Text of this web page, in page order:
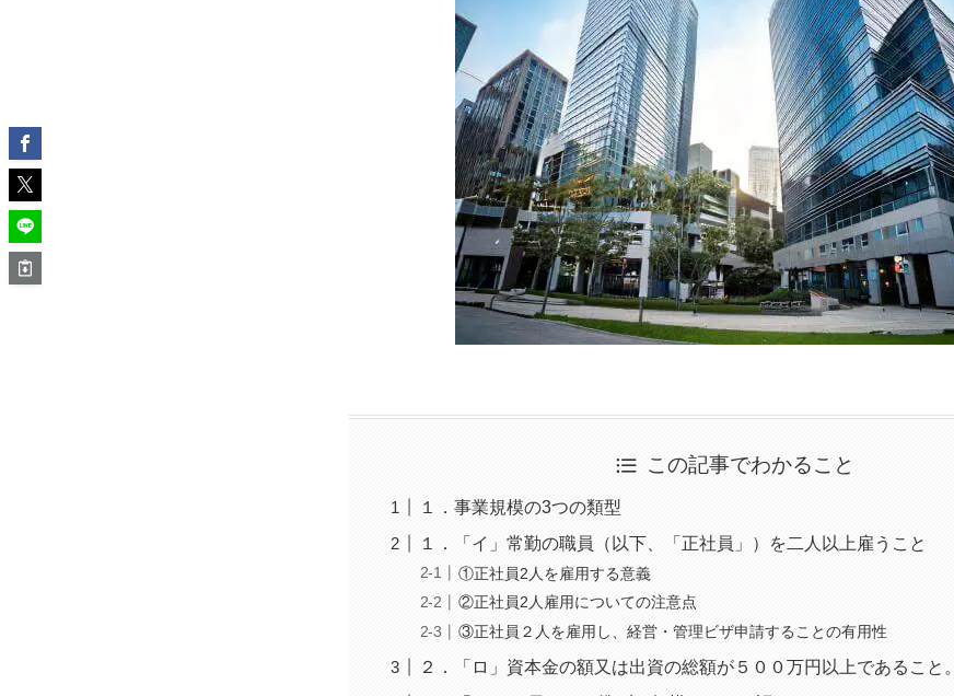
この記事でわかること
１．事業規模の3つの類型
１．「イ」常勤の職員（以下、「正社員」）を二人以上雇うこと
①正社員2人を雇用する意義
②正社員2人雇用についての注意点
③正社員２人を雇用し、経営・管理ビザ申請することの有用性
２．「ロ」資本金の額又は出資の総額が５００万円以上であること。